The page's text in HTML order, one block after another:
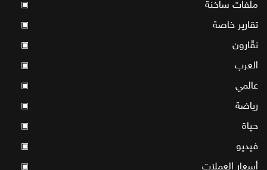
ملفات ساخنة ▣
تقارير خاصة ▣
نقّارون ▣
العرب ▣
عالمي ▣
رياضة ▣
حياة ▣
فيديو ▣
أسعار العملات ▣